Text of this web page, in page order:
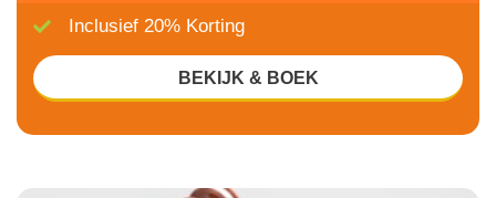
Inclusief 20% Korting
BEKIJK & BOEK